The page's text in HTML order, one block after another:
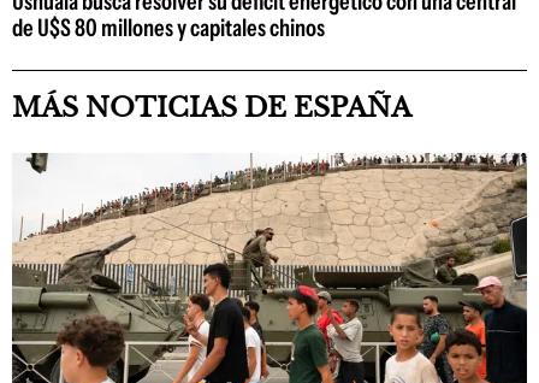
de U$S 80 millones y capitales chinos
MÁS NOTICIAS DE ESPAÑA